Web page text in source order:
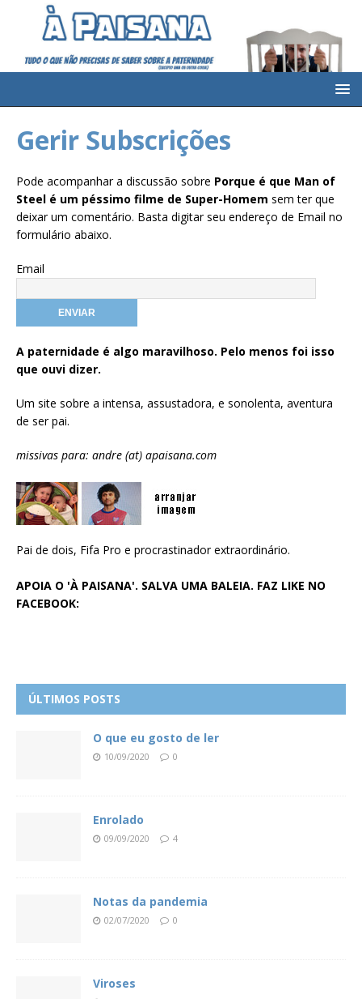
Gerir Subscrições
Pode acompanhar a discussão sobre Porque é que Man of
Steel é um péssimo filme de Super-Homem sem ter que
deixar um comentário. Basta digitar seu endereço de Email no
formulário abaixo.
Email
A paternidade é algo maravilhoso. Pelo menos foi isso
que ouvi dizer.
Um site sobre a intensa, assustadora, e sonolenta, aventura
de ser pai.
missivas para: andre (at) apaisana.com
Pai de dois, Fifa Pro e procrastinador extraordinário.
APOIA O 'À PAISANA'. SALVA UMA BALEIA. FAZ LIKE NO
FACEBOOK:
ÚLTIMOS POSTS
O que eu gosto de ler
10/09/2020 0
Enrolado
09/09/2020 4
Notas da pandemia
02/07/2020 0
Viroses